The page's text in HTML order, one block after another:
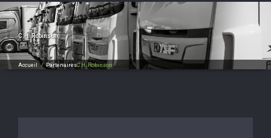
C.H. Robinson
Accueil /PartenairesC.H. Robinson